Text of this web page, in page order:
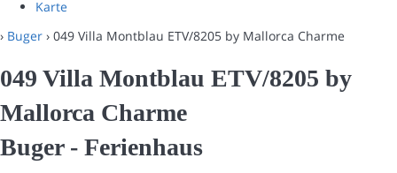
Karte
› Buger › 049 Villa Montblau ETV/8205 by Mallorca Charme
049 Villa Montblau ETV/8205 by
Mallorca Charme
Buger - Ferienhaus